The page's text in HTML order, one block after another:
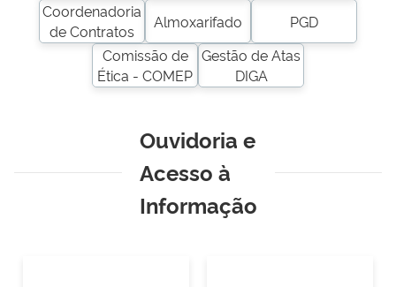
Coordenadoria
de Contratos
Almoxarifado
PGD
Comissão de
Ética - COMEP
Gestão de Atas
DIGA
Ouvidoria e
Acesso à
Informação